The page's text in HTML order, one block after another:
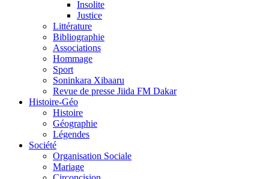
Insolite
Justice
Littérature
Bibliographie
Associations
Hommage
Sport
Soninkara Xibaaru
Revue de presse Jiida FM Dakar
Histoire-Géo
Histoire
Géographie
Légendes
Société
Organisation Sociale
Mariage